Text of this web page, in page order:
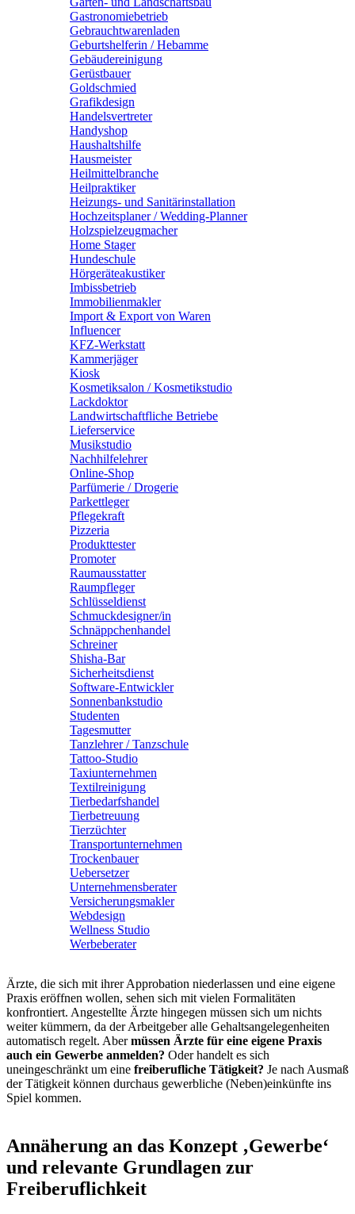
Gastronomiebetrieb
Gebrauchtwarenladen
Geburtshelferin / Hebamme
Gebäudereinigung
Gerüstbauer
Goldschmied
Grafikdesign
Handelsvertreter
Handyshop
Haushaltshilfe
Hausmeister
Heilmittelbranche
Heilpraktiker
Heizungs- und Sanitärinstallation
Hochzeitsplaner / Wedding-Planner
Holzspielzeugmacher
Home Stager
Hundeschule
Hörgeräteakustiker
Imbissbetrieb
Immobilienmakler
Import & Export von Waren
Influencer
KFZ-Werkstatt
Kammerjäger
Kiosk
Kosmetiksalon / Kosmetikstudio
Lackdoktor
Landwirtschaftfliche Betriebe
Lieferservice
Musikstudio
Nachhilfelehrer
Online-Shop
Parfümerie / Drogerie
Parkettleger
Pflegekraft
Pizzeria
Produkttester
Promoter
Raumausstatter
Raumpfleger
Schlüsseldienst
Schmuckdesigner/in
Schnäppchenhandel
Schreiner
Shisha-Bar
Sicherheitsdienst
Software-Entwickler
Sonnenbankstudio
Studenten
Tagesmutter
Tanzlehrer / Tanzschule
Tattoo-Studio
Taxiunternehmen
Textilreinigung
Tierbedarfshandel
Tierbetreuung
Tierzüchter
Transportunternehmen
Trockenbauer
Uebersetzer
Unternehmensberater
Versicherungsmakler
Webdesign
Wellness Studio
Werbeberater
Ärzte, die sich mit ihrer Approbation niederlassen und eine eigene
Praxis eröffnen wollen, sehen sich mit vielen Formalitäten
konfrontiert. Angestellte Ärzte hingegen müssen sich um nichts
weiter kümmern, da der Arbeitgeber alle Gehaltsangelegenheiten
automatisch regelt. Abermüssen Ärzte für eine eigene Praxis
auch ein Gewerbe anmelden? Oder handelt es sich
uneingeschränkt um eine freiberufliche Tätigkeit? Je nach Ausmaß
der Tätigkeit können durchaus gewerbliche (Neben)einkünfte ins
Spiel kommen.
Annäherung an das Konzept ‚Gewerbe‘
und relevante Grundlagen zur
Freiberuflichkeit